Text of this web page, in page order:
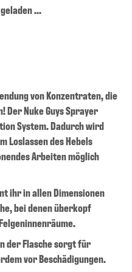
...
von Konzentraten, die
Der Nuke Guys Sprayer
System. Dadurch wird
Loslassen des Hebels
Arbeiten möglich
ihr in allen Dimensionen
bei denen überkopf
der Flasche sorgt für
vor Beschädigungen.